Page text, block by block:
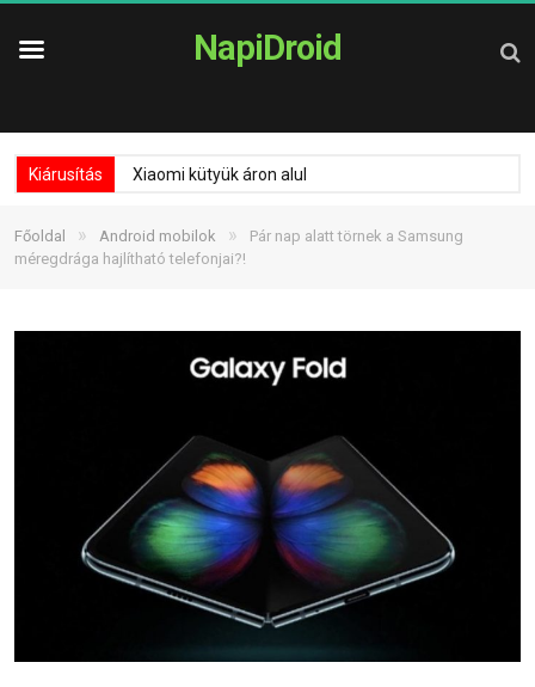
NapiDroid
Kiárusítás Xiaomi kütyük áron alul
Főoldal » Android mobilok »
Pár nap alatt törnek a Samsung
méregdrága hajlítható telefonjai?!